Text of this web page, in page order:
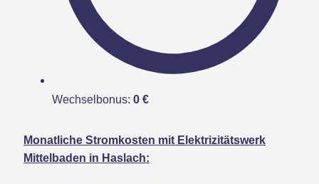
Wechselbonus: 0 €
Monatliche Stromkosten mit Elektrizitätswerk
Mittelbaden in Haslach: